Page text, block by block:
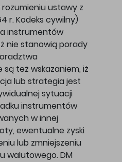
ustawy z
r. Kodeks cywilny)
instrumentów
nie stanowią porady
też wskazaniem, iż
lub strategia jest
sytuacji
instrumentów
w innej
ewentualne zyski
lub zmniejszeniu
walutowego. DM